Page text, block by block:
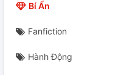
Bí Ẩn
Fanfiction
Hành Động